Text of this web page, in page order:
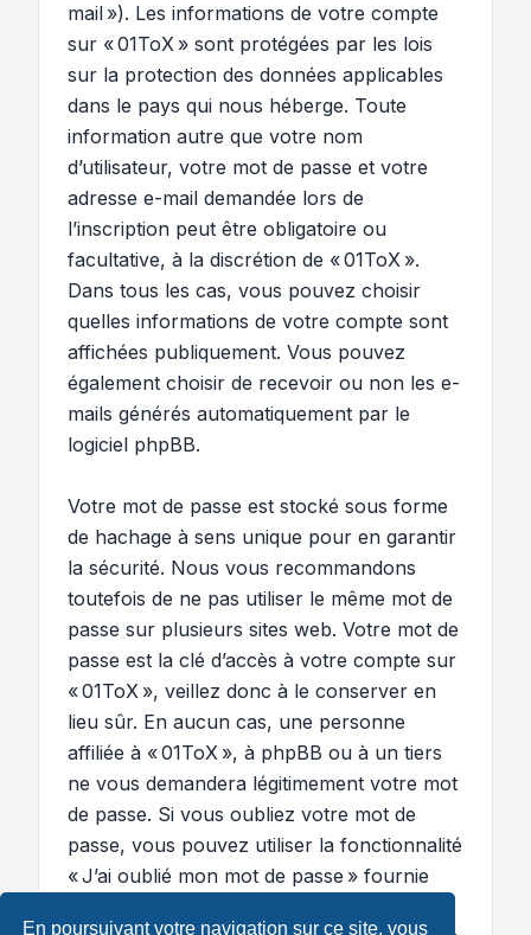
En poursuivant votre navigation sur ce site, vous
mail »). Les informations de votre compte
sur « 01ToX » sont protégées par les lois
sur la protection des données applicables
dans le pays qui nous héberge. Toute
information autre que votre nom
d’utilisateur, votre mot de passe et votre
adresse e-mail demandée lors de
l’inscription peut être obligatoire ou
facultative, à la discrétion de « 01ToX ».
Dans tous les cas, vous pouvez choisir
quelles informations de votre compte sont
affichées publiquement. Vous pouvez
également choisir de recevoir ou non les e-
mails générés automatiquement par le
logiciel phpBB.
Votre mot de passe est stocké sous forme
de hachage à sens unique pour en garantir
la sécurité. Nous vous recommandons
toutefois de ne pas utiliser le même mot de
passe sur plusieurs sites web. Votre mot de
passe est la clé d’accès à votre compte sur
« 01ToX », veillez donc à le conserver en
lieu sûr. En aucun cas, une personne
affiliée à « 01ToX », à phpBB ou à un tiers
ne vous demandera légitimement votre mot
de passe. Si vous oubliez votre mot de
passe, vous pouvez utiliser la fonctionnalité
« J’ai oublié mon mot de passe » fournie